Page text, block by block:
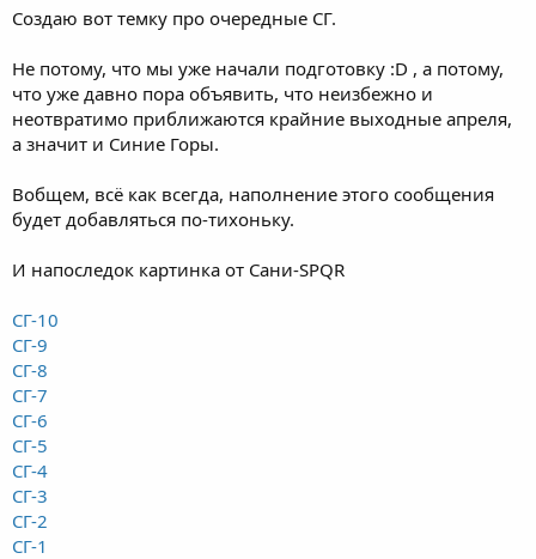
Создаю вот темку про очередные СГ.
Не потому, что мы уже начали подготовку :D , а потому,
что уже давно пора объявить, что неизбежно и
неотвратимо приближаются крайние выходные апреля,
а значит и Синие Горы.
Вобщем, всё как всегда, наполнение этого сообщения
будет добавляться по-тихоньку.
И напоследок картинка от Сани-SPQR
СГ-10
СГ-9
СГ-8
СГ-7
СГ-6
СГ-5
СГ-4
СГ-3
СГ-2
СГ-1